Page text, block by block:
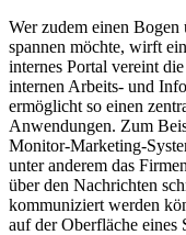
Wer zudem einen Bogen
spannen möchte, wirft
internes Portal vereint
internen Arbeits- und
ermöglicht so einen
Anwendungen. Zum
Monitor-Marketing-
unter anderem das
über den Nachrichten
kommuniziert werden
auf der Oberfläche eines